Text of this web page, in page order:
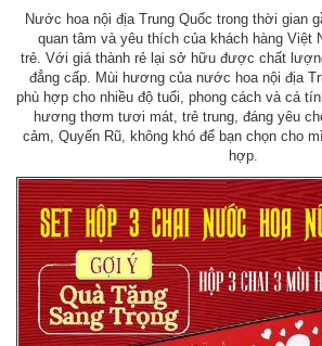
Nước hoa nội địa Trung Quốc trong thời gian
quan tâm và yêu thích của khách hàng Việt
trẻ. Với giá thành rẻ lại sở hữu được chất
đẳng cấp. Mùi hương của nước hoa nội địa
phù hợp cho nhiều độ tuổi, phong cách và cá
hương thơm tươi mát, trẻ trung, đáng yêu
cảm, Quyến Rũ, không khó để bạn chọn cho
hợp.